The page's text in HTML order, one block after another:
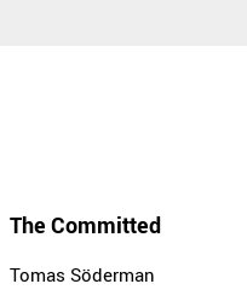
The Committed
Tomas Söderman